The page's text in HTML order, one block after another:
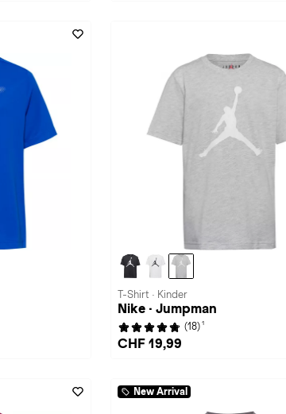
T-Shirt · Kinder
Nike · Jumpman
(18) 1
CHF 19,99
New Arrival